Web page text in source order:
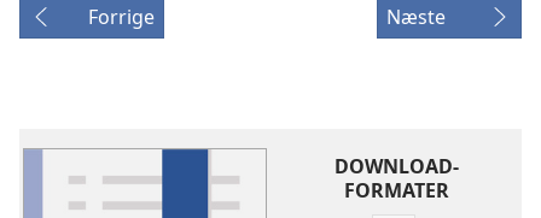
Forrige Næste
DOWNLOAD-
FORMATER